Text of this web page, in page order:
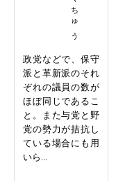
政党などで、保守
派と革新派のそれ
ぞれの議員の数が
ほぼ同じであるこ
と。また与党と野
党の勢力が拮抗し
ている場合にも用
いら...